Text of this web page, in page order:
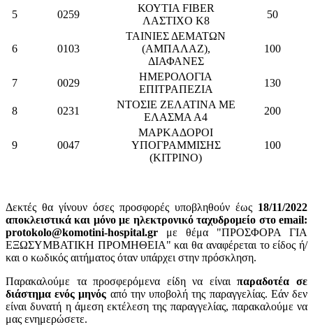
5 0259
ΚΟΥΤΙΑ FIBER
ΛΑΣΤΙΧΟ Κ8
50
6 0103
ΤΑΙΝΙΕΣ ΔΕΜΑΤΩΝ
(ΑΜΠΑΛΑΖ),
ΔΙΑΦΑΝΕΣ
100
7 0029
ΗΜΕΡΟΛΟΓΙΑ
ΕΠΙΤΡΑΠΕΖΙΑ
130
8 0231
ΝΤΟΣΙΕ ΖΕΛΑΤΙΝΑ ΜΕ
ΕΛΑΣΜΑ Α4
200
9 0047
ΜΑΡΚΑΔΟΡΟΙ
ΥΠΟΓΡΑΜΜΙΣΗΣ
(ΚΙΤΡΙΝΟ)
100
Δεκτές θα γίνουν όσες προσφορές υποβληθούν έως 18/11/2022
αποκλειστικά και μόνο με ηλεκτρονικό ταχυδρομείο στο email:
protokolo@komotini-hospital.gr με θέμα "ΠΡΟΣΦΟΡΑ ΓΙΑ
ΕΞΩΣΥΜΒΑΤΙΚΗ ΠΡΟΜΗΘΕΙΑ" και θα αναφέρεται το είδος ή/
και ο κωδικός αιτήματος όταν υπάρχει στην πρόσκληση.
Παρακαλούμε τα προσφερόμενα είδη να είναιπαραδοτέα σε
διάστημα ενός μηνός από την υποβολή της παραγγελίας. Εάν δεν
είναι δυνατή η άμεση εκτέλεση της παραγγελίας, παρακαλούμε να
μας ενημερώσετε.